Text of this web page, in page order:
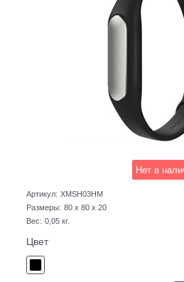
Нет в
Артикул: XMSH03HM
Размеры: 80 x 80 x 20
Вес: 0,05 кг.
Цвет